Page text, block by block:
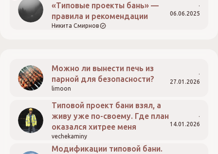
«Типовые проекты бань» —
правила и рекомендации
Никита Смирнов
06.06.2025
Можно ли вынести печь из
парной для безопасности?
limoon
27.01.2026
Типовой проект бани взял, а
живу уже по-своему. Где план
оказался хитрее меня
vechekaminy
14.01.2026
Модификации типовой бани.